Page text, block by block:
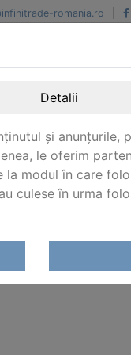
romania.ro
Livrari
Detalii
și anunțurile,
le oferim
modul în care
culese în urma